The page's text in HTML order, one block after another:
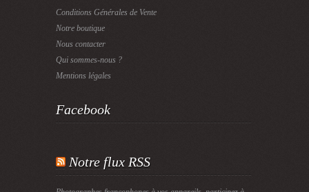
Conditions Générales de Vente
Notre boutique
Nous contacter
Qui sommes-nous ?
Mentions légales
Facebook
Notre flux RSS